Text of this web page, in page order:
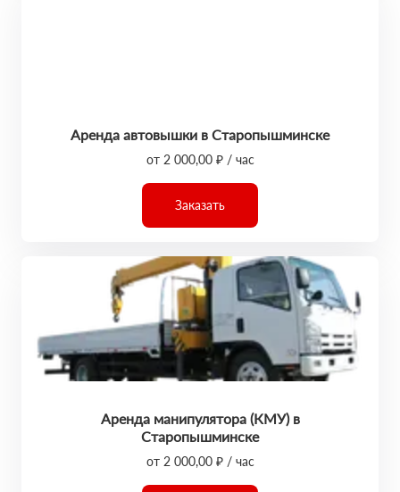
Аренда автовышки в Старопышминске
от 2 000,00 ₽ / час
Заказать
Аренда манипулятора (КМУ) в
Старопышминске
от 2 000,00 ₽ / час